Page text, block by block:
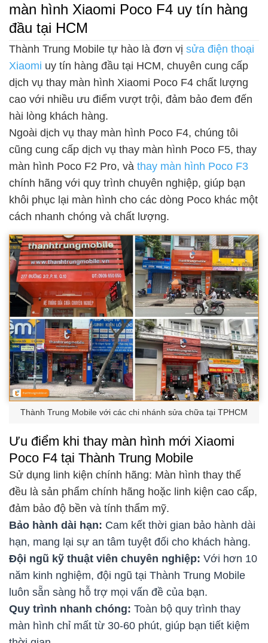
màn hình Xiaomi Poco F4 uy tín hàng
đầu tại HCM
Thành Trung Mobile tự hào là đơn vị sửa điện thoại
Xiaomi uy tín hàng đầu tại HCM, chuyên cung cấp
dịch vụ thay màn hình Xiaomi Poco F4 chất lượng
cao với nhiều ưu điểm vượt trội, đảm bảo đem đến
hài lòng khách hàng.
Ngoài dịch vụ thay màn hình Poco F4, chúng tôi
cũng cung cấp dịch vụ thay màn hình Poco F5, thay
màn hình Poco F2 Pro, và thay màn hình Poco F3
chính hãng với quy trình chuyên nghiệp, giúp bạn
khôi phục lại màn hình cho các dòng Poco khác một
cách nhanh chóng và chất lượng.
Thành Trung Mobile với các chi nhánh sửa chữa tại TPHCM
Ưu điểm khi thay màn hình mới Xiaomi
Poco F4 tại Thành Trung Mobile
Sử dụng linh kiện chính hãng: Màn hình thay thế
đều là sản phẩm chính hãng hoặc linh kiện cao cấp,
đảm bảo độ bền và tính thẩm mỹ.
Bảo hành dài hạn: Cam kết thời gian bảo hành dài
hạn, mang lại sự an tâm tuyệt đối cho khách hàng.
Đội ngũ kỹ thuật viên chuyên nghiệp: Với hơn 10
năm kinh nghiệm, đội ngũ tại Thành Trung Mobile
luôn sẵn sàng hỗ trợ mọi vấn đề của bạn.
Quy trình nhanh chóng: Toàn bộ quy trình thay
màn hình chỉ mất từ 30-60 phút, giúp bạn tiết kiệm